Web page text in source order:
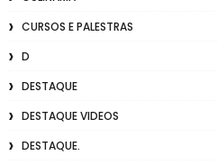
CURSOS E PALESTRAS
D
DESTAQUE
DESTAQUE VIDEOS
DESTAQUE.